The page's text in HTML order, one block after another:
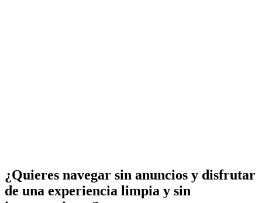
¿Quieres navegar sin anuncios y disfrutar
de una experiencia limpia y sin